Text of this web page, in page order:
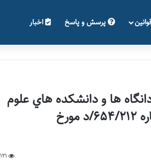
پرسش و پاسخ اخبار
ها و دانشكده هاي علوم
پزشكي و فرآيند ارتقاي رتبه در دانشگاه ها (بخشنامه شماره 654/212/د مورخ
121